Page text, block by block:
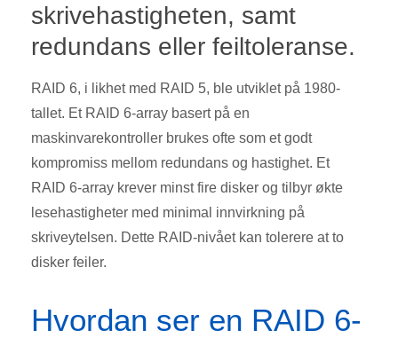
skrivehastigheten, samt
redundans eller feiltoleranse.
RAID 6, i likhet med RAID 5, ble utviklet på 1980-
tallet. Et RAID 6-array basert på en
maskinvarekontroller brukes ofte som et godt
kompromiss mellom redundans og hastighet. Et
RAID 6-array krever minst fire disker og tilbyr økte
lesehastigheter med minimal innvirkning på
skriveytelsen. Dette RAID-nivået kan tolerere at to
disker feiler.
Hvordan ser en RAID 6-